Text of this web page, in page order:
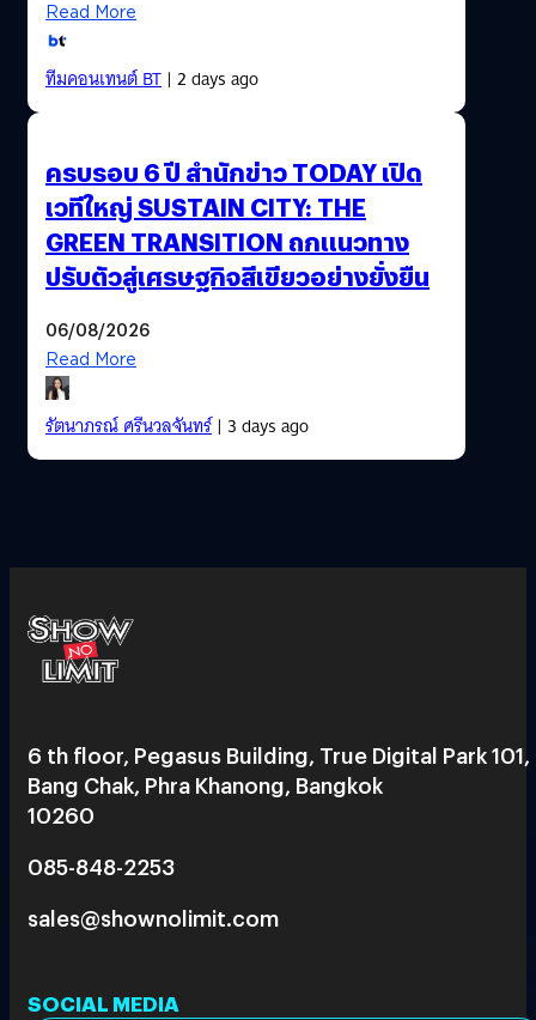
Read More
ทีมคอนเทนต์ BT| 2 days ago
ครบรอบ 6 ปี สำนักข่าว TODAY เปิด
เวทีใหญ่ SUSTAIN CITY: THE
GREEN TRANSITION ถกแนวทาง
ปรับตัวสู่เศรษฐกิจสีเขียวอย่างยั่งยืน
06/08/2026
Read More
รัตนาภรณ์ ศรีนวลจันทร์| 3 days ago
6 th floor, Pegasus Building, True Digital Park 101,
Bang Chak, Phra Khanong, Bangkok
10260
085-848-2253
sales@shownolimit.com
SOCIAL MEDIA